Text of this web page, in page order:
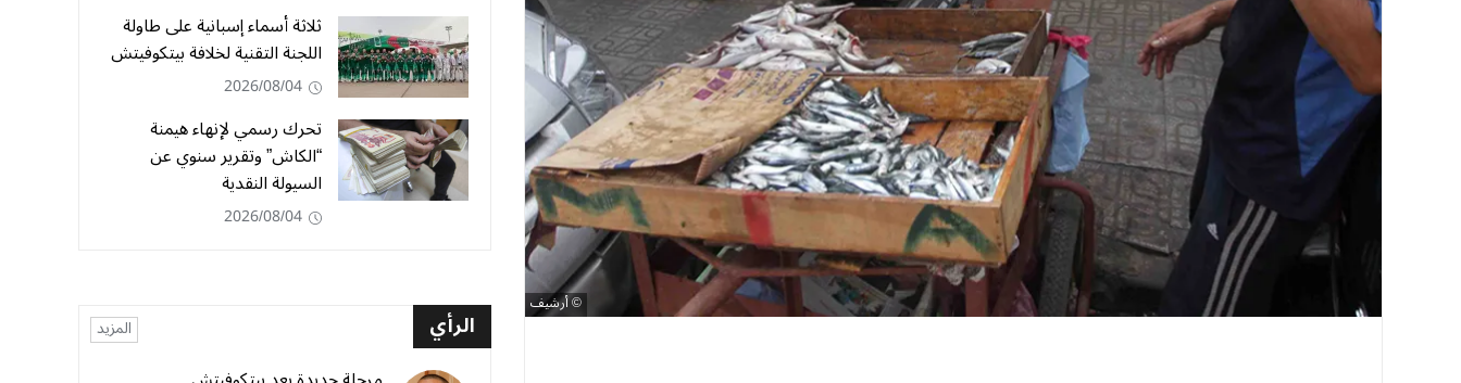
أرشيف
ثلاثة أسماء إسبانية على طاولة
اللجنة التقنية لخلافة بيتكوفيتش
2026/08/04
تحرك رسمي لإنهاء هيمنة
“الكاش” وتقرير سنوي عن
السيولة النقدية
2026/08/04
الرأي المزيد